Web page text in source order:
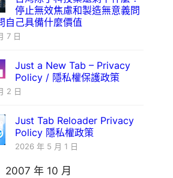
停止無效焦慮和製造無意義問
自己具備什麼價值
7 日
Just a New Tab – Privacy
Policy / 隱私權保護政策
2 日
Just Tab Reloader Privacy
Policy 隱私權政策
2026 年 5 月 1 日
2007 年 10 月